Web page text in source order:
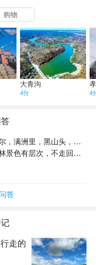
购物
大青沟
4分 4
，顺时针走还是直接漠河再往回走景色好呢
日落；要是时间紧只想去漠河，再考虑折返路线，但会错过不少精华路段。
答
走的